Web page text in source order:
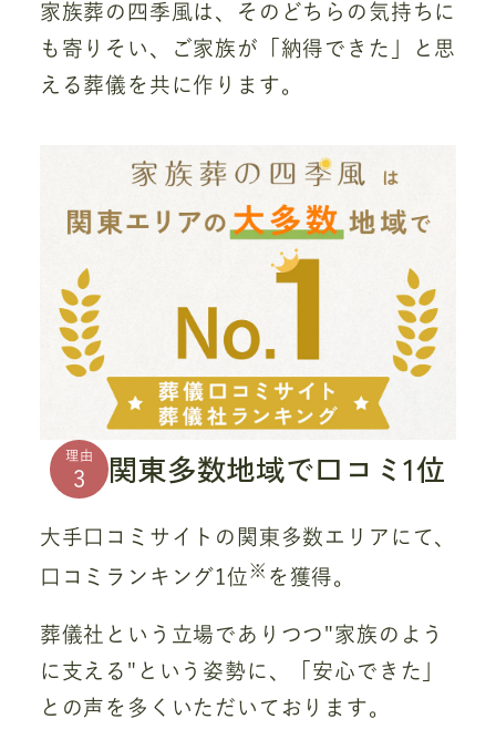
家族葬の四季風は、そのどちらの気持ちに
も寄りそい、ご家族が「納得できた」と思
える葬儀を共に作ります。
理由
3 関東多数地域で口コミ1位
大手口コミサイトの関東多数エリアにて、
口コミランキング1位 ※ を獲得。
葬儀社という立場でありつつ"家族のよう
に支える"という姿勢に、「安心できた」
との声を多くいただいております。